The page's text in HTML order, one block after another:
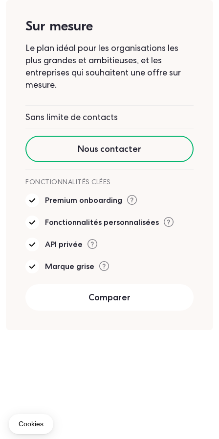
Sur mesure
Le plan idéal pour les organisations les
plus grandes et ambitieuses, et les
entreprises qui souhaitent une offre sur
mesure.
Sans limite de contacts
Nous contacter
FONCTIONNALITÉS CLÉES
Premium onboarding
Fonctionnalités personnalisées
API privée
Marque grise
Comparer
Cookies